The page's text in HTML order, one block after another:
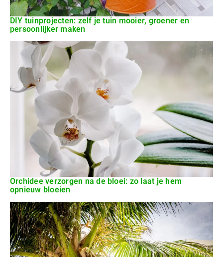
DIY tuinprojecten: zelf je tuin mooier, groener en
persoonlijker maken
Orchidee verzorgen na de bloei: zo laat je hem
opnieuw bloeien